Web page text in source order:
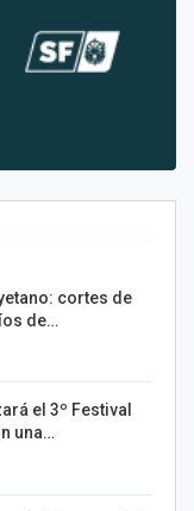
cortes de
de…
el 3º Festival
una…